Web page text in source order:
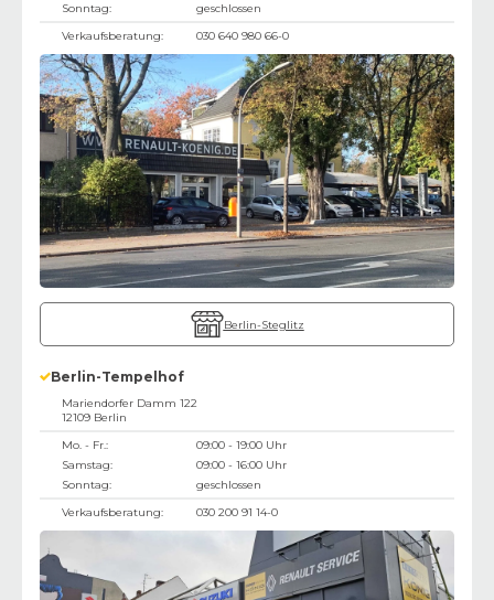
Sonntag:
geschlossen
Verkaufsberatung:
030 640 980 66-0
Berlin-Steglitz
Berlin-Tempelhof
Mariendorfer Damm 122
12109 Berlin
Mo. - Fr.:
09:00 - 19:00 Uhr
Samstag:
09:00 - 16:00 Uhr
Sonntag:
geschlossen
Verkaufsberatung:
030 200 91 14-0